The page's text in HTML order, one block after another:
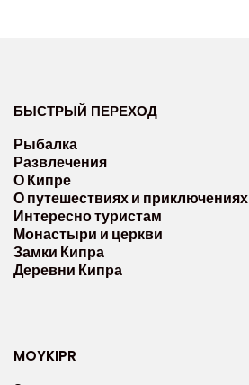
БЫСТРЫЙ ПЕРЕХОД
Рыбалка
Развлечения
О Кипре
О путешествиях и приключениях
Интересно туристам
Монастыри и церкви
Замки Кипра
Деревни Кипра
MOYKIPR